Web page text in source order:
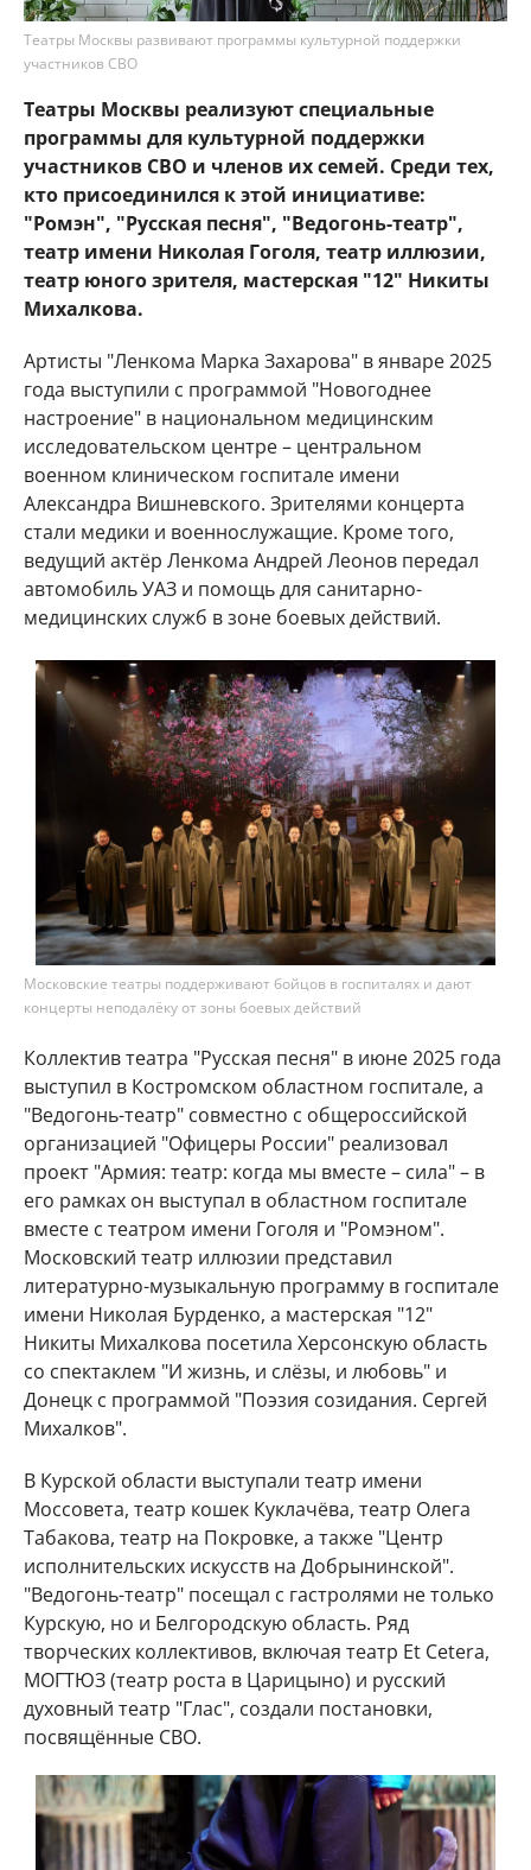
Театры Москвы развивают программы культурной поддержки
участников СВО
Театры Москвы реализуют специальные
программы для культурной поддержки
участников СВО и членов их семей. Среди тех,
кто присоединился к этой инициативе:
"Ромэн", "Русская песня", "Ведогонь-театр",
театр имени Николая Гоголя, театр иллюзии,
театр юного зрителя, мастерская "12" Никиты
Михалкова.
Артисты "Ленкома Марка Захарова" в январе 2025
года выступили с программой "Новогоднее
настроение" в национальном медицинским
исследовательском центре – центральном
военном клиническом госпитале имени
Александра Вишневского. Зрителями концерта
стали медики и военнослужащие. Кроме того,
ведущий актёр Ленкома Андрей Леонов передал
автомобиль УАЗ и помощь для санитарно-
медицинских служб в зоне боевых действий.
Московские театры поддерживают бойцов в госпиталях и дают
концерты неподалёку от зоны боевых действий
Коллектив театра "Русская песня" в июне 2025 года
выступил в Костромском областном госпитале, а
"Ведогонь-театр" совместно с общероссийской
организацией "Офицеры России" реализовал
проект "Армия: театр: когда мы вместе – сила" – в
его рамках он выступал в областном госпитале
вместе с театром имени Гоголя и "Ромэном".
Московский театр иллюзии представил
литературно-музыкальную программу в госпитале
имени Николая Бурденко, а мастерская "12"
Никиты Михалкова посетила Херсонскую область
со спектаклем "И жизнь, и слёзы, и любовь" и
Донецк с программой "Поэзия созидания. Сергей
Михалков".
В Курской области выступали театр имени
Моссовета, театр кошек Куклачёва, театр Олега
Табакова, театр на Покровке, а также "Центр
исполнительских искусств на Добрынинской".
"Ведогонь-театр" посещал с гастролями не только
Курскую, но и Белгородскую область. Ряд
творческих коллективов, включая театр Et Cetera,
МОГТЮЗ (театр роста в Царицыно) и русский
духовный театр "Глас", создали постановки,
посвящённые СВО.